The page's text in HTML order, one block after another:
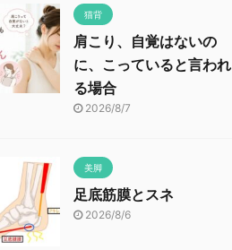
猫背
肩こり、自覚はないの
に、こっていると言われ
る場合
2026/8/7
美脚
足底筋膜とスネ
2026/8/6